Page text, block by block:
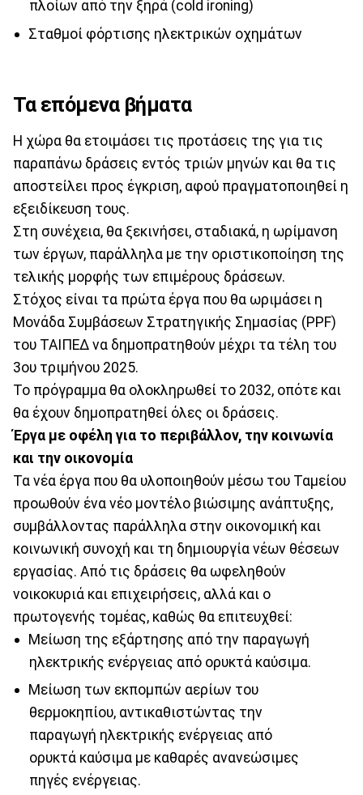
πλοίων από την ξηρά (cold ironing)
Σταθμοί φόρτισης ηλεκτρικών οχημάτων
Τα επόμενα βήματα
Η χώρα θα ετοιμάσει τις προτάσεις της για τις
παραπάνω δράσεις εντός τριών μηνών και θα τις
αποστείλει προς έγκριση, αφού πραγματοποιηθεί η
εξειδίκευση τους.
Στη συνέχεια, θα ξεκινήσει, σταδιακά, η ωρίμανση
των έργων, παράλληλα με την οριστικοποίηση της
τελικής μορφής των επιμέρους δράσεων.
Στόχος είναι τα πρώτα έργα που θα ωριμάσει η
Μονάδα Συμβάσεων Στρατηγικής Σημασίας (PPF)
του ΤΑΙΠΕΔ να δημοπρατηθούν μέχρι τα τέλη του
3ου τριμήνου 2025.
Το πρόγραμμα θα ολοκληρωθεί το 2032, οπότε και
θα έχουν δημοπρατηθεί όλες οι δράσεις.
Έργα με οφέλη για το περιβάλλον, την κοινωνία
και την οικονομία
Τα νέα έργα που θα υλοποιηθούν μέσω του Ταμείου
προωθούν ένα νέο μοντέλο βιώσιμης ανάπτυξης,
συμβάλλοντας παράλληλα στην οικονομική και
κοινωνική συνοχή και τη δημιουργία νέων θέσεων
εργασίας. Από τις δράσεις θα ωφεληθούν
νοικοκυριά και επιχειρήσεις, αλλά και ο
πρωτογενής τομέας, καθώς θα επιτευχθεί:
Μείωση της εξάρτησης από την παραγωγή
ηλεκτρικής ενέργειας από ορυκτά καύσιμα.
Μείωση των εκπομπών αερίων του
θερμοκηπίου, αντικαθιστώντας την
παραγωγή ηλεκτρικής ενέργειας από
ορυκτά καύσιμα με καθαρές ανανεώσιμες
πηγές ενέργειας.